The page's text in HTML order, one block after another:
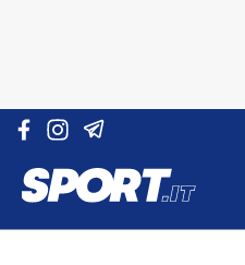
Vai al contenuto